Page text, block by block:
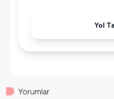
Yol
Yorumlar